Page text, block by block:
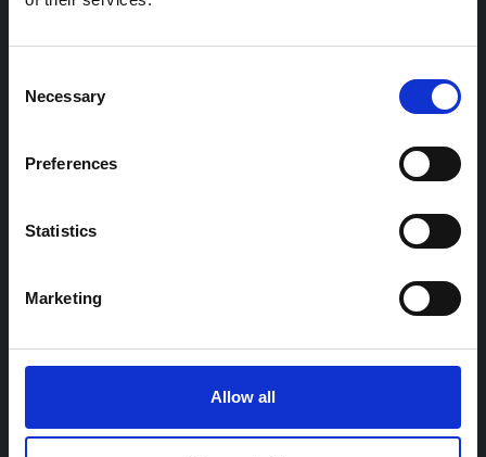
Selection
Necessary
Preferences
Statistics
Marketing
Allow all
Renato Leotta. Sole
febbraio – 27 settembre 2020 Il Castello di Rivoli Museo
d’Arte Contemporanea […]
Leggi di più…
Castello di Rivoli